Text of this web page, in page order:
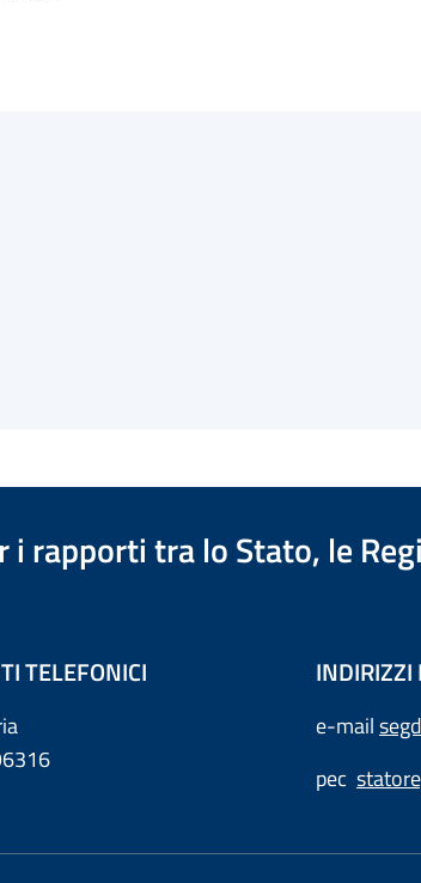
i rapporti tra lo Stato, le
TELEFONICI INDIRIZZI
e-mail
pec